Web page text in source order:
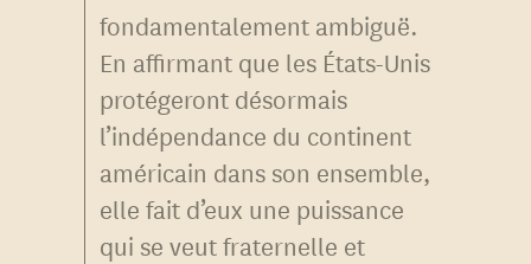
fondamentalement ambiguë.
En affirmant que les États-Unis
protégeront désormais
l’indépendance du continent
américain dans son ensemble,
elle fait d’eux une puissance
qui se veut fraternelle et